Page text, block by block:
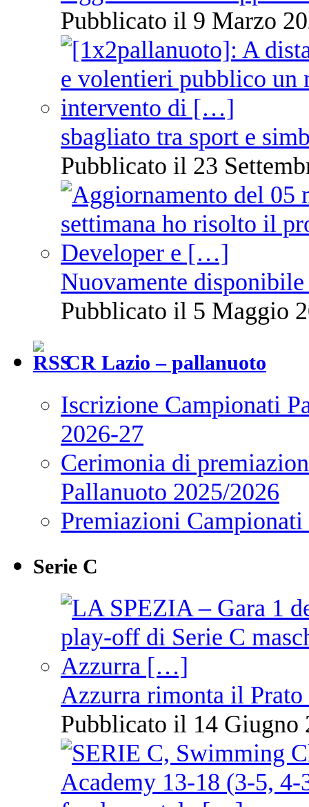
Pubblicato il 9 Marzo
sbagliato tra sport e
Pubblicato il 23
Nuovamente
Pubblicato il 5 Maggio
CR Lazio – pallanuoto
Iscrizione Campionati
2026-27
Cerimonia di
Pallanuoto 2025/2026
Premiazioni
Serie C
Azzurra rimonta il Prato
Pubblicato il 14 Giugno